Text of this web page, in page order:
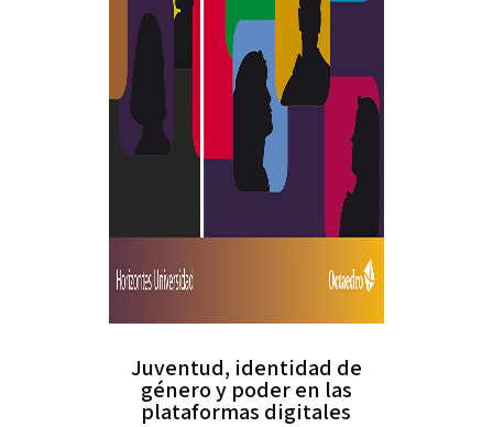
Juventud, identidad de
género y poder en las
plataformas digitales